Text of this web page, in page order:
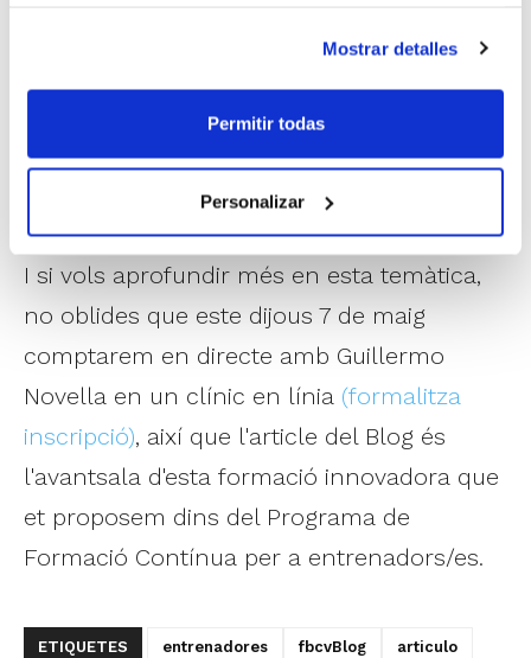
Mostrar detalles
Permitir todas
Personalizar
enfocament actualitzat, recolzat en la
investigació contemporània i traduït a
criteris operatius útils per a qualsevol
entrenador que busque que les seues
tasques se semblen més al joc real.
I si vols aprofundir més en esta temàtica,
no oblides que este dijous 7 de maig
comptarem en directe amb Guillermo
Novella en un clínic en línia (formalitza
inscripció), així que l'article del Blog és
l'avantsala d'esta formació innovadora que
et proposem dins del Programa de
Formació Contínua per a entrenadors/es.
ETIQUETES entrenadores fbcvBlog articulo